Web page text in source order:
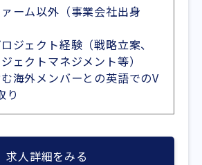
ーム以外（事業会社出身
ジェクト経験（戦略立案、
ェクトマネジメント等）
海外メンバーとの英語でのV
り
求人詳細をみる